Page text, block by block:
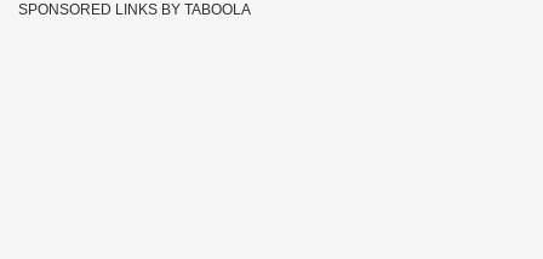
SPONSORED LINKS BY TABOOLA